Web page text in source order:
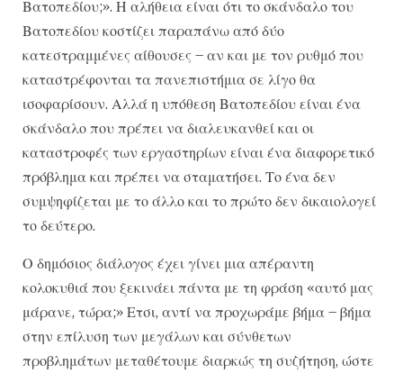
Βατοπεδίου;». Η αλήθεια είναι ότι το σκάνδαλο του
Βατοπεδίου κοστίζει παραπάνω από δύο
κατεστραμμένες αίθουσες – αν και με τον ρυθμό που
καταστρέφονται τα πανεπιστήμια σε λίγο θα
ισοφαρίσουν. Αλλά η υπόθεση Βατοπεδίου είναι ένα
σκάνδαλο που πρέπει να διαλευκανθεί και οι
καταστροφές των εργαστηρίων είναι ένα διαφορετικό
πρόβλημα και πρέπει να σταματήσει. Το ένα δεν
συμψηφίζεται με το άλλο και το πρώτο δεν δικαιολογεί
το δεύτερο.
Ο δημόσιος διάλογος έχει γίνει μια απέραντη
κολοκυθιά που ξεκινάει πάντα με τη φράση «αυτό μας
μάρανε, τώρα;» Ετσι, αντί να προχωράμε βήμα – βήμα
στην επίλυση των μεγάλων και σύνθετων
προβλημάτων μεταθέτουμε διαρκώς τη συζήτηση, ώστε